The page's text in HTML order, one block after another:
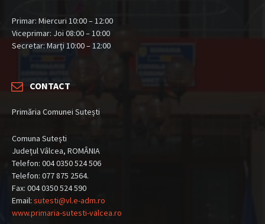
Primar: Miercuri 10:00 – 12:00
Viceprimar: Joi 08:00 – 10:00
Secretar: Marți 10:00 – 12:00
CONTACT
Primăria Comunei Sutești
Comuna Sutești
Județul Vâlcea, ROMÂNIA
Telefon: 004 0350 524 506
Telefon: 077 875 2564.
Fax: 004 0350 524 590
Email: sutesti@vl.e-adm.ro
www.primaria-sutesti-valcea.ro